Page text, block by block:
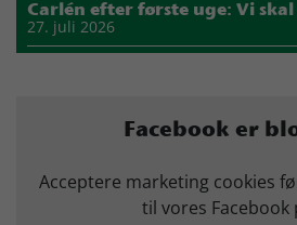
27. juli 2026
Marius Nørsøller udlejes til
14. juli 2026
Facebook er
Acceptere marketing cookies
til vores Facebook